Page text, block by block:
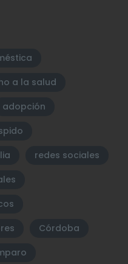
a la salud
adopción
redes sociales
Córdoba